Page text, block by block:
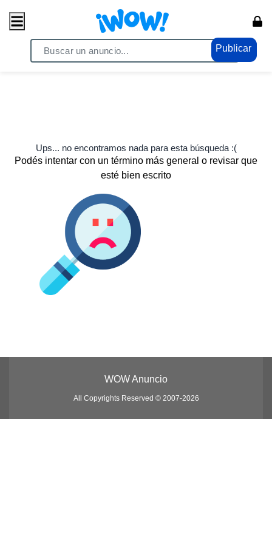
Publicar
Ups... no encontramos nada para esta búsqueda :(
Podés intentar con un término más general o revisar que
esté bien escrito
WOW Anuncio
All Copyrights Reserved © 2007-2026